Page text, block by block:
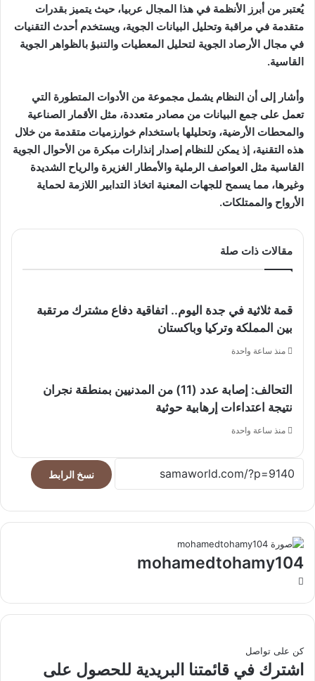
يُعتبر من أبرز الأنظمة في هذا المجال عربيا، حيث يتميز بقدرات
متقدمة في مراقبة وتحليل البيانات الجوية، ويستخدم أحدث التقنيات
في مجال الأرصاد الجوية لتحليل المعطيات والتنبؤ بالظواهر الجوية
القاسية.
وأشار إلى أن النظام يشمل مجموعة من الأدوات المتطورة التي
تعمل على جمع البيانات من مصادر متعددة، مثل الأقمار الصناعية
والمحطات الأرضية، وتحليلها باستخدام خوارزميات متقدمة من خلال
هذه التقنية، إذ يمكن للنظام إصدار إنذارات مبكرة من الأحوال الجوية
القاسية مثل العواصف الرملية والأمطار الغزيرة والرياح الشديدة
وغيرها، مما يسمح للجهات المعنية اتخاذ التدابير اللازمة لحماية
الأرواح والممتلكات.
مقالات ذات صلة
قمة ثلاثية في جدة اليوم.. اتفاقية دفاع مشترك مرتقبة
بين المملكة وتركيا وباكستان
منذ ساعة واحدة
التحالف: إصابة عدد (11) من المدنيين بمنطقة نجران
نتيجة اعتداءات إرهابية حوثية
منذ ساعة واحدة
نسخ الرابط
mohamedtohamy104
كن على تواصل
اشترك في قائمتنا البريدية للحصول على